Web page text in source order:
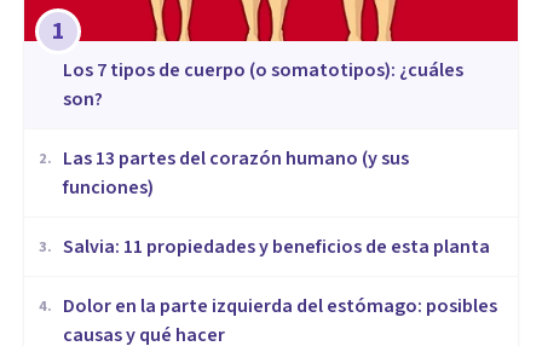
1
​Los 7 tipos de cuerpo (o somatotipos): ¿cuáles
son?
2.
Las 13 partes del corazón humano (y sus
funciones)
3. Salvia: 11 propiedades y beneficios de esta planta
4.
Dolor en la parte izquierda del estómago: posibles
causas y qué hacer